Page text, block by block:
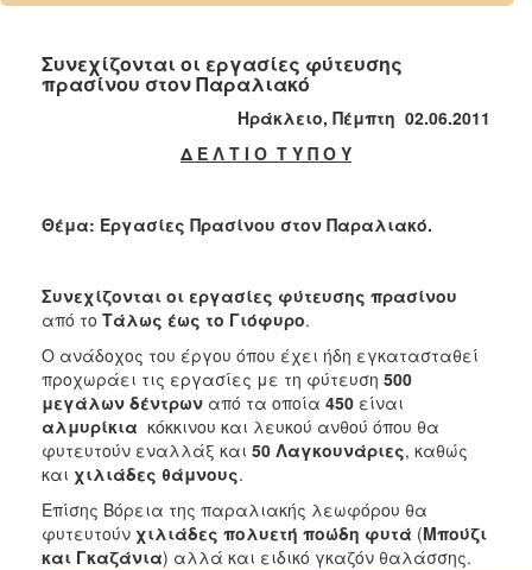
2024
2022
2018
2016
2015
2013
2012
2011
2010
2006
Συνεχίζονται οι εργασίες φύτευσης
πρασίνου στον Παραλιακό
Ηράκλειο, Πέμπτη 02.06.2011
Δ Ε Λ Τ Ι Ο Τ Υ Π Ο Υ
Θέμα: Εργασίες Πρασίνου στον Παραλιακό.
Συνεχίζονται οι εργασίες φύτευσης πρασίνου
από το Τάλως έως το Γιόφυρο.
Ο ανάδοχος του έργου όπου έχει ήδη εγκατασταθεί
προχωράει τις εργασίες με τη φύτευση 500
μεγάλων δέντρων από τα οποία 450 είναι
αλμυρίκια κόκκινου και λευκού ανθού όπου θα
φυτευτούν εναλλάξ και 50 Λαγκουνάριες, καθώς
και χιλιάδες θάμνους.
Επίσης Βόρεια της παραλιακής λεωφόρου θα
φυτευτούν χιλιάδες πολυετή ποώδη φυτά (Μπούζι
και Γκαζάνια) αλλά και ειδικό γκαζόν θαλάσσης.